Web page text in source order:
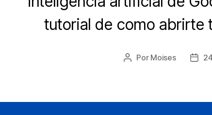
tutorial de como abrirte
Autor
Por Moises
Fecha